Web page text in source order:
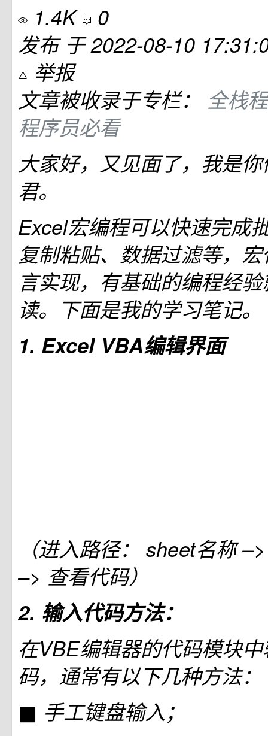
1.4K
0
发布 于2022-08-10
举报
文章被收录于专栏： 全栈
程序员必看
大家好，又见面了，我是
君。
Excel宏编程可以快速完成
复制粘贴、数据过滤等，
言实现，有基础的编程经
读。下面是我的学习笔记。
1. Excel VBA编辑界面
（进入路径： sheet名称
–> 查看代码）
2. 输入代码方法：
在VBE编辑器的代码模块
码，通常有以下几种方法：
■ 手工键盘输入；